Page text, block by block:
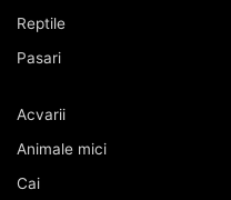
Reptile
Pasari
Acvarii
Animale mici
Cai